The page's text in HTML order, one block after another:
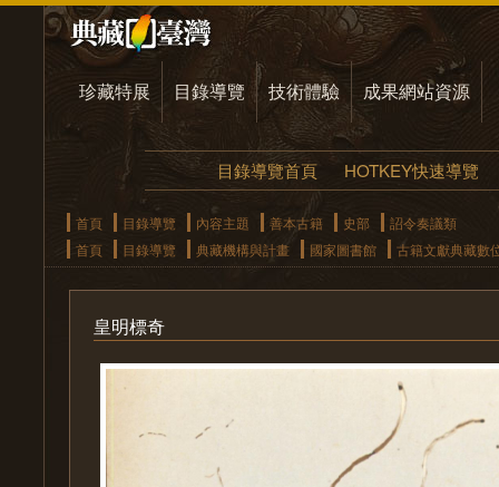
珍藏特展 目錄導覽 技術體驗 成果網站資源
目錄導覽首頁 HOTKEY快速導覽
首頁 目錄導覽 內容主題 善本古籍 史部
詔令奏議類
首頁
目錄導覽 典藏機構與計畫 國家圖書館 古籍文獻典藏數
皇明標奇